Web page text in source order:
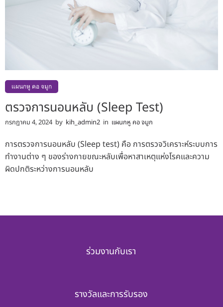
แผนกหู คอ จมูก
ตรวจการนอนหลับ (Sleep Test)
กรกฎาคม 4, 2024 by kih_admin2 in แผนกหู คอ จมูก
การตรวจการนอนหลับ (Sleep test) คือ การตรวจวิเคราะห์ระบบการ
ทำงานต่าง ๆ ของร่างกายขณะหลับเพื่อหาสาเหตุแห่งโรคและความ
ผิดปกติระหว่างการนอนหลับ
ร่วมงานกับเรา
รางวัลและการรับรอง